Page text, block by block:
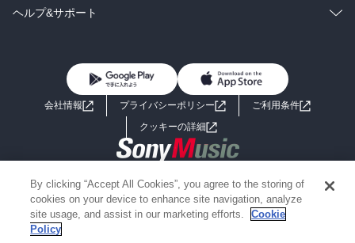
BL・TL
雑誌・グラビア
ラノベ
コミック
ライトノベル 男子向けラノベ
小説
海外小説
ミステリー SF
歴史・時代小説
ヘルプ&サポート
よくあるご質問 お問い合わせ
会社情報 プライバシーポリシー
ご利用条件
クッキーの詳細
Copyright 2017 - 2026 Sony Music Entertainment(Japan) Inc.
Information on the site is for the Japan domestic market only
powered by
By clicking “Accept All Cookies”, you agree to the storing of
cookies on your device to enhance site navigation, analyze
site usage, and assist in our marketing efforts.
Cookie
Policy